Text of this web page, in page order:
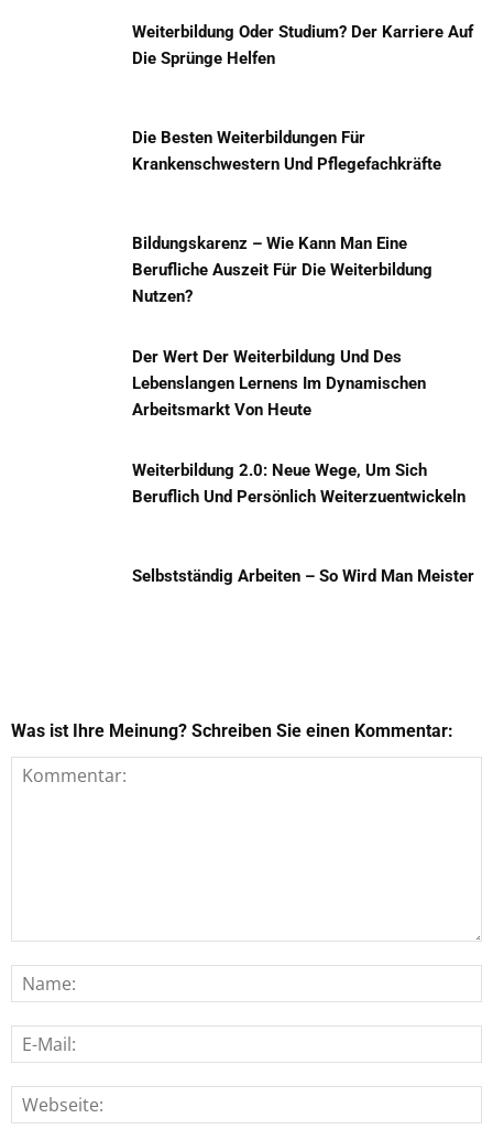
Weiterbildung Oder Studium? Der Karriere Auf
Die Sprünge Helfen
Die Besten Weiterbildungen Für
Krankenschwestern Und Pflegefachkräfte
Bildungskarenz – Wie Kann Man Eine
Berufliche Auszeit Für Die Weiterbildung
Nutzen?
Der Wert Der Weiterbildung Und Des
Lebenslangen Lernens Im Dynamischen
Arbeitsmarkt Von Heute
Weiterbildung 2.0: Neue Wege, Um Sich
Beruflich Und Persönlich Weiterzuentwickeln
Selbstständig Arbeiten – So Wird Man Meister
Was ist Ihre Meinung? Schreiben Sie einen Kommentar: